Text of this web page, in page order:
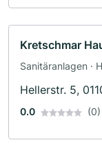
Kretschmar
Sanitäranlagen ·
Hellerstr. 5,
0.0 (0)